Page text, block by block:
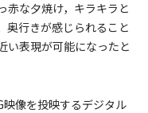
赤な夕焼け，キラキラと
奥行きが感じられること
い表現が可能になったと
像を投映するデジタル